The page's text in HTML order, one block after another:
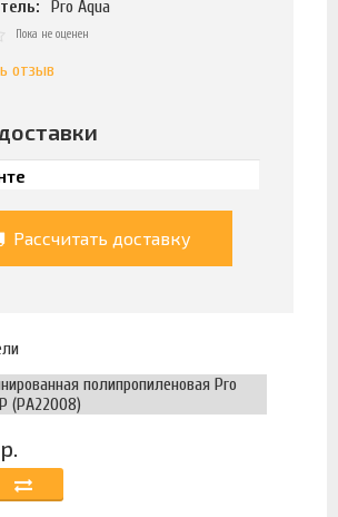
Pro Aqua
Пока не оценен
отзыв
Рассчитать доставку
полипропиленовая Pro
(PA22008)